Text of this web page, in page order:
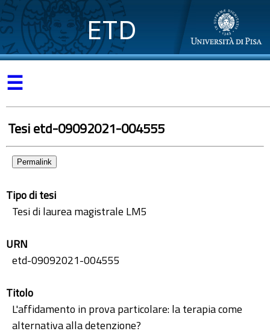
ETD
☰
Tesi etd-09092021-004555
Permalink
Tipo di tesi
Tesi di laurea magistrale LM5
URN
etd-09092021-004555
Titolo
L'affidamento in prova particolare: la terapia come
alternativa alla detenzione?